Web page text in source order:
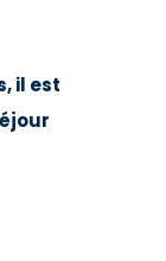
il est